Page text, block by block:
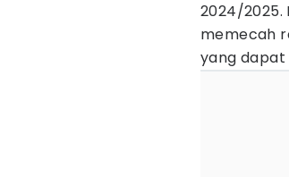
2024/
memecah
yang dapat